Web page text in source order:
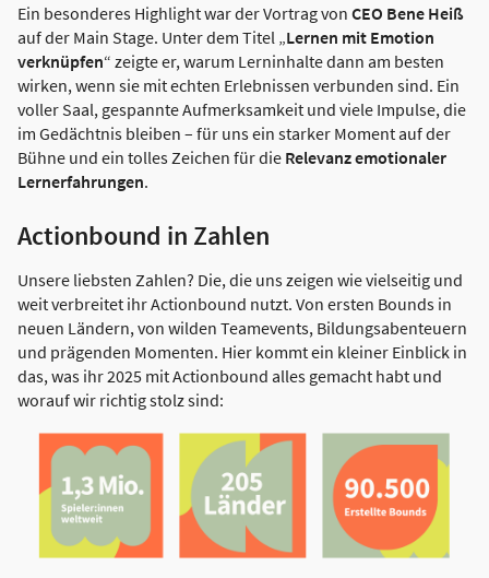
Ein besonderes Highlight war der Vortrag von CEO Bene Heiß
auf der Main Stage. Unter dem Titel „Lernen mit Emotion
verknüpfen“ zeigte er, warum Lerninhalte dann am besten
wirken, wenn sie mit echten Erlebnissen verbunden sind. Ein
voller Saal, gespannte Aufmerksamkeit und viele Impulse, die
im Gedächtnis bleiben – für uns ein starker Moment auf der
Bühne und ein tolles Zeichen für die Relevanz emotionaler
Lernerfahrungen.
Actionbound in Zahlen
Unsere liebsten Zahlen? Die, die uns zeigen wie vielseitig und
weit verbreitet ihr Actionbound nutzt. Von ersten Bounds in
neuen Ländern, von wilden Teamevents, Bildungsabenteuern
und prägenden Momenten. Hier kommt ein kleiner Einblick in
das, was ihr 2025 mit Actionbound alles gemacht habt und
worauf wir richtig stolz sind: